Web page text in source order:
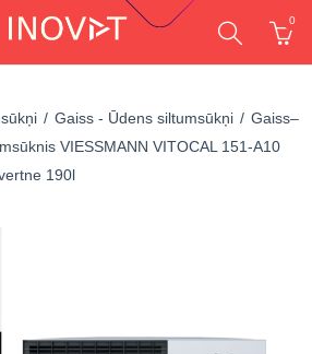
0
Gaiss - Ūdens siltumsūkņi
Gaiss–
VIESSMANN VITOCAL 151-A10
190l